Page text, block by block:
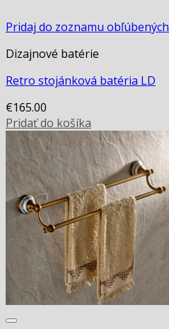
Pridaj do zoznamu obľúbených
Dizajnové batérie
Retro stojánková batéria LD
€165.00
Pridať do košíka